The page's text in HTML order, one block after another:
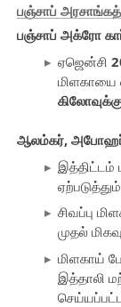
பஞ்சாப்
பஞ்சாப் அக்ரோ
ஏஜென்சி
மிளகாயை
ஆலம்கர்,
இத்திட்டம்
ஏற்படுத்தும்
சிவப்பு
முதல்
மிளகாய்
இத்தாலி